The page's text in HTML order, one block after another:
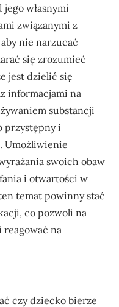
własnymi
związanymi z
nie narzucać
się zrozumieć
jest dzielić się
informacjami na
substancji
przystępny i
Umożliwienie
swoich obaw
i otwartości w
temat powinny stać
co pozwoli na
na
czy dziecko bierze